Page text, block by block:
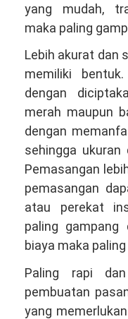
yang mudah,
maka paling
Lebih akurat dan
memiliki
dengan
merah maupun
dengan
sehingga
Pemasangan
pemasangan
atau perekat
paling gampang
biaya maka
Paling rapi
pembuatan
yang